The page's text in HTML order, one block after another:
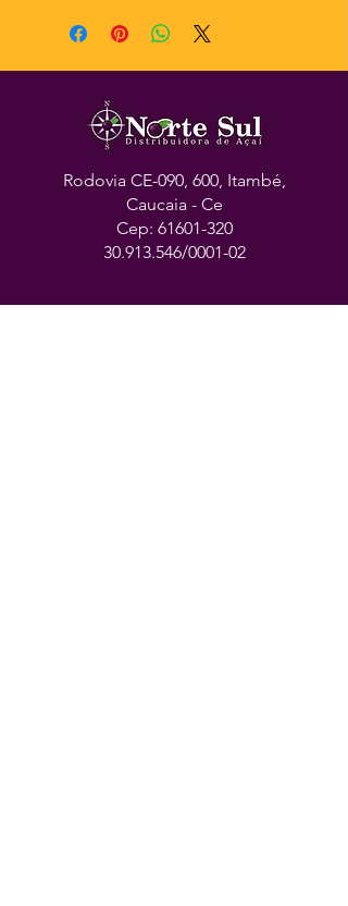
Rodovia CE-090, 600, Itambé,
Caucaia - Ce
Cep: 61601-320
30.913.546/0001-02